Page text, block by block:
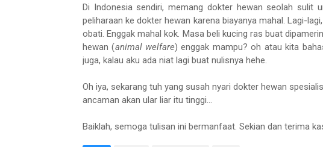
Di Indonesia sendiri, memang dokter hewan seolah sulit
peliharaan ke dokter hewan karena biayanya mahal. Lagi-
obati. Enggak mahal kok. Masa beli kucing ras buat
hewan (animal welfare) enggak mampu? oh atau kita
juga, kalau aku ada niat lagi buat nulisnya hehe.
Oh iya, sekarang tuh yang susah nyari dokter hewan
ancaman akan ular liar itu tinggi...
Baiklah, semoga tulisan ini bermanfaat. Sekian dan terima